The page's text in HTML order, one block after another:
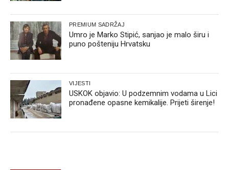
PREMIUM SADRŽAJ
Umro je Marko Stipić, sanjao je malo širu i
puno pošteniju Hrvatsku
VIJESTI
USKOK objavio: U podzemnim vodama u Lici
pronađene opasne kemikalije. Prijeti širenje!